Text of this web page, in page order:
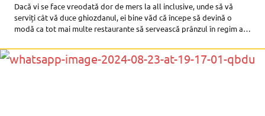
Dacă vi se face vreodată dor de mers la all inclusive, unde să vă
serviți cât vă duce ghiozdanul, ei bine văd că începe să devină o
modă ca tot mai multe restaurante să servească prânzul în regim all